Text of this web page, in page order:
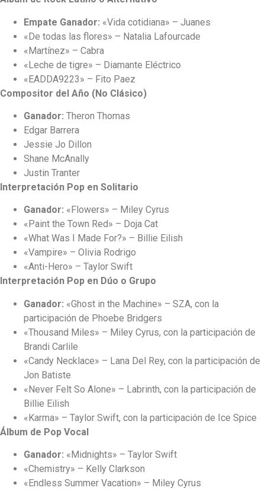
Empate Ganador: «Vida cotidiana» – Juanes
«De todas las flores» – Natalia Lafourcade
«Martínez» – Cabra
«Leche de tigre» – Diamante Eléctrico
«EADDA9223» – Fito Paez
Compositor del Año (No Clásico)
Ganador: Theron Thomas
Edgar Barrera
Jessie Jo Dillon
Shane McAnally
Justin Tranter
Interpretación Pop en Solitario
Ganador: «Flowers» – Miley Cyrus
«Paint the Town Red» – Doja Cat
«What Was I Made For?» – Billie Eilish
«Vampire» – Olivia Rodrigo
«Anti-Hero» – Taylor Swift
Interpretación Pop en Dúo o Grupo
Ganador: «Ghost in the Machine» – SZA, con la
participación de Phoebe Bridgers
«Thousand Miles» – Miley Cyrus, con la participación de
Brandi Carlile
«Candy Necklace» – Lana Del Rey, con la participación de
Jon Batiste
«Never Felt So Alone» – Labrinth, con la participación de
Billie Eilish
«Karma» – Taylor Swift, con la participación de Ice Spice
Álbum de Pop Vocal
Ganador: «Midnights» – Taylor Swift
«Chemistry» – Kelly Clarkson
«Endless Summer Vacation» – Miley Cyrus